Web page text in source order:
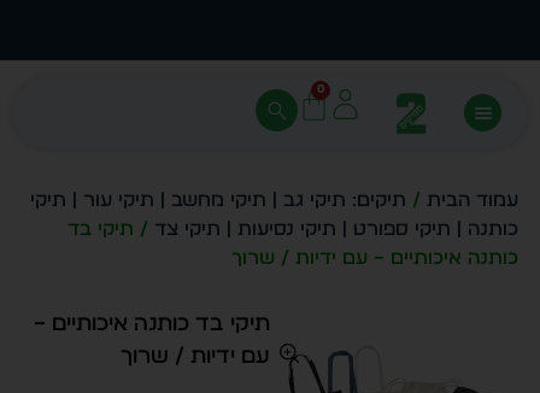
0
עמוד הבית / תיקים: תיקי גב | תיקי מחשב | תיקי עור | תיקי
כותנה | תיקי ספורט | תיקי נסיעות | תיקי צד / תיקי בד
כותנה איכותיים – עם ידיות / שרוך
תיקי בד כותנה איכותיים –
עם ידיות / שרוך